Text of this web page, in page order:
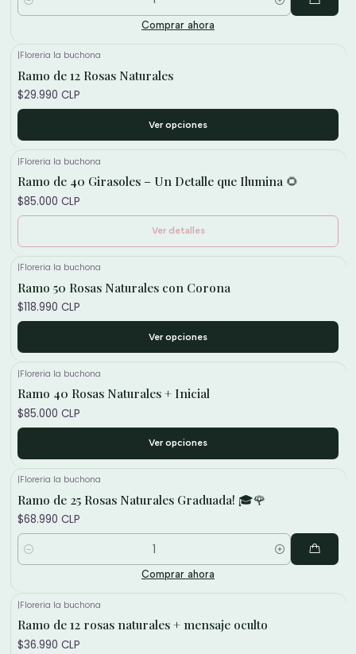
Cantidad
Comprar ahora
|Floreria la buchona
Ramo de 12 Rosas Naturales
$29.990 CLP
Ver opciones
No disponible
|Floreria la buchona
Ramo de 40 Girasoles – Un Detalle que Ilumina 🌻
$85.000 CLP
Ver detalles
|Floreria la buchona
Ramo 50 Rosas Naturales con Corona
$118.990 CLP
Ver opciones
|Floreria la buchona
Ramo 40 Rosas Naturales + Inicial
$85.000 CLP
Ver opciones
|Floreria la buchona
Ramo de 25 Rosas Naturales Graduada! 🎓🌹
$68.990 CLP
Cantidad
Comprar ahora
|Floreria la buchona
Ramo de 12 rosas naturales + mensaje oculto
$36.990 CLP